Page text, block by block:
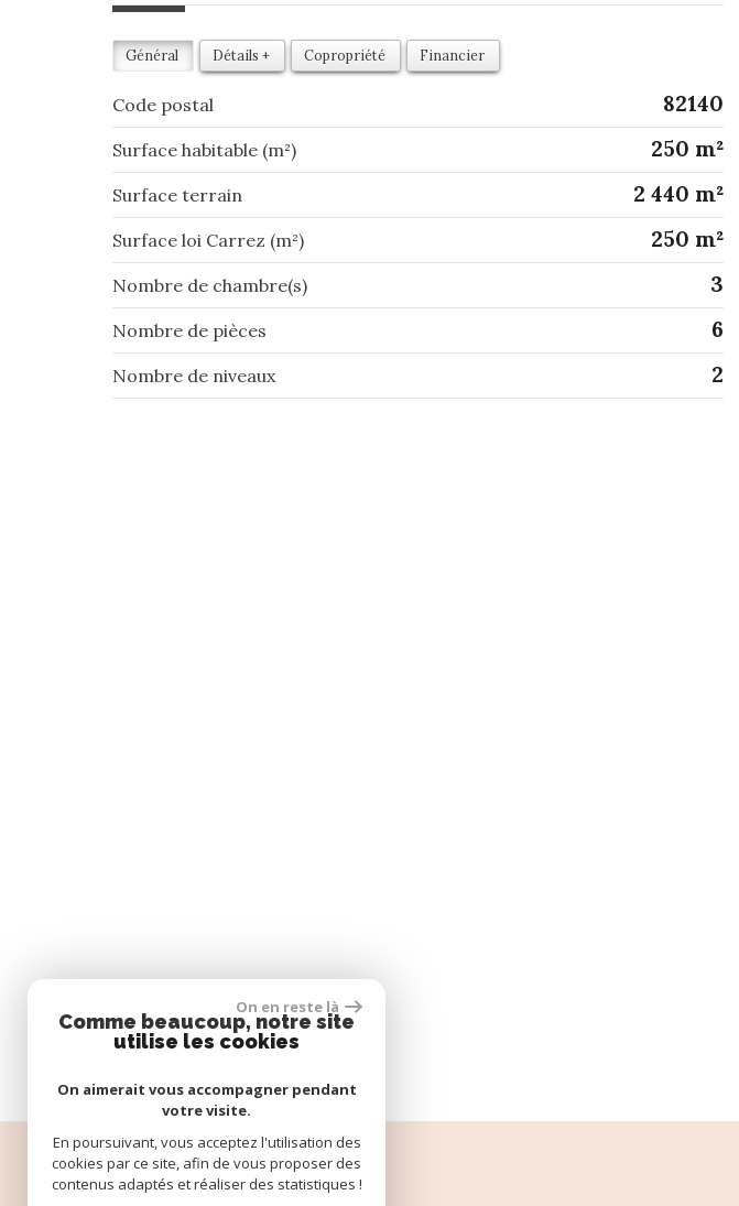
Général Détails + Copropriété Financier
Code postal 82140
Surface habitable (m²) 250 m²
surface terrain 2 440 m²
Surface loi Carrez (m²) 250 m²
Nombre de chambre(s) 3
Nombre de pièces 6
Nombre de niveaux 2
Espace propriétaire
On en reste là
Comme beaucoup, notre site
utilise les cookies
On aimerait vous accompagner pendant
votre visite.
En poursuivant, vous acceptez l'utilisation des
cookies par ce site, afin de vous proposer des
contenus adaptés et réaliser des statistiques !